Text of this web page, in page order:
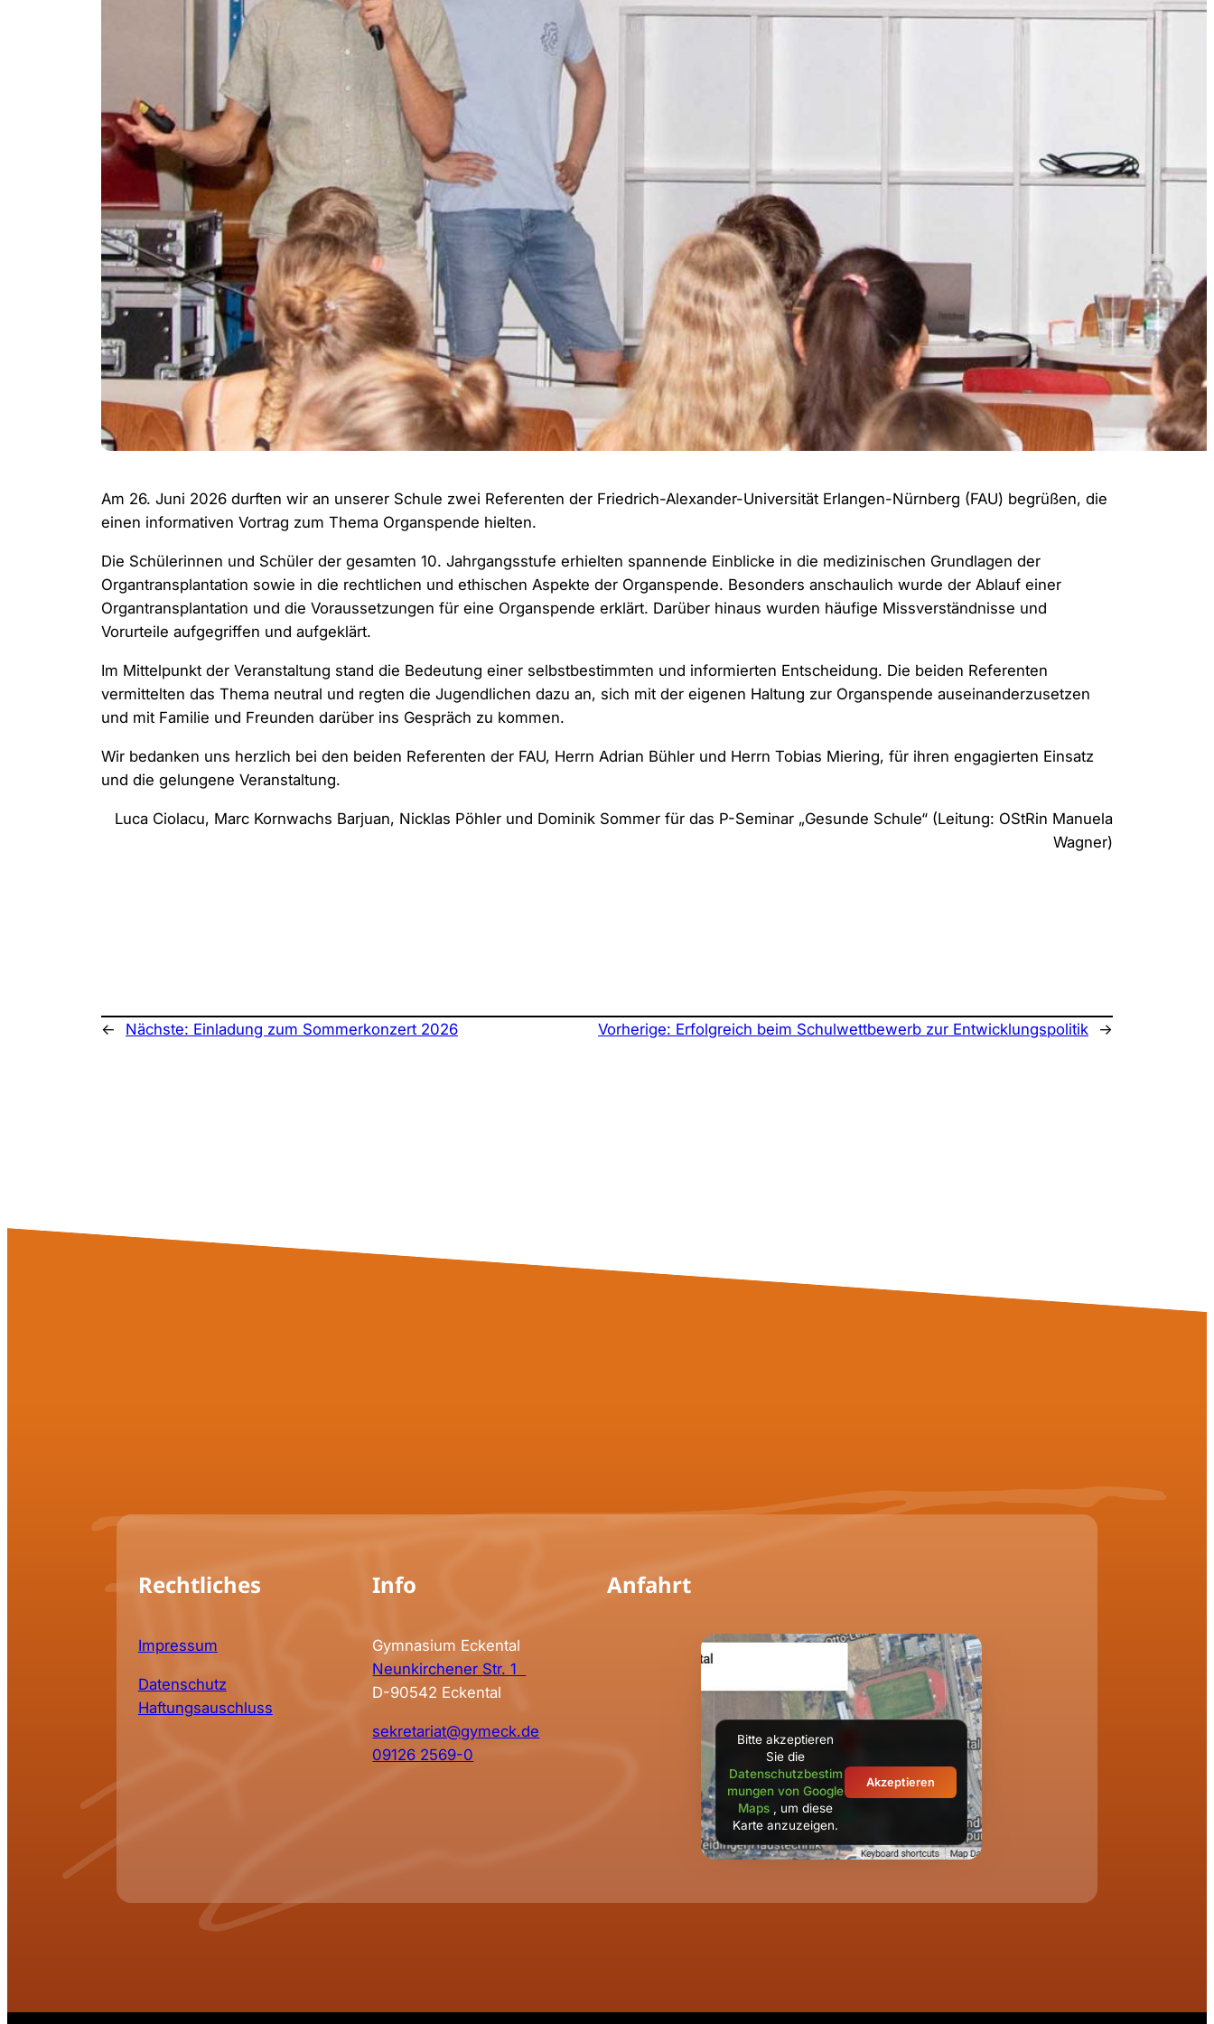
Am 26. Juni 2026 durften wir an unserer Schule zwei Referenten der Friedrich-Alexander-Universität Erlangen-Nürnberg (FAU) begrüßen, die
einen informativen Vortrag zum Thema Organspende hielten.
Die Schülerinnen und Schüler der gesamten 10. Jahrgangsstufe erhielten spannende Einblicke in die medizinischen Grundlagen der
Organtransplantation sowie in die rechtlichen und ethischen Aspekte der Organspende. Besonders anschaulich wurde der Ablauf einer
Organtransplantation und die Voraussetzungen für eine Organspende erklärt. Darüber hinaus wurden häufige Missverständnisse und
Vorurteile aufgegriffen und aufgeklärt.
Im Mittelpunkt der Veranstaltung stand die Bedeutung einer selbstbestimmten und informierten Entscheidung. Die beiden Referenten
vermittelten das Thema neutral und regten die Jugendlichen dazu an, sich mit der eigenen Haltung zur Organspende auseinanderzusetzen
und mit Familie und Freunden darüber ins Gespräch zu kommen.
Wir bedanken uns herzlich bei den beiden Referenten der FAU, Herrn Adrian Bühler und Herrn Tobias Miering, für ihren engagierten Einsatz
und die gelungene Veranstaltung.
Luca Ciolacu, Marc Kornwachs Barjuan, Nicklas Pöhler und Dominik Sommer für das P-Seminar „Gesunde Schule“ (Leitung: OStRin Manuela
Wagner)
← Nächste: Einladung zum Sommerkonzert 2026 Vorherige: Erfolgreich beim Schulwettbewerb zur Entwicklungspolitik →
Rechtliches
Impressum
Datenschutz
Haftungsauschluss
Info
Gymnasium Eckental
Neunkirchener Str. 1
D-90542 Eckental
sekretariat@gymeck.de
09126 2569-0
Anfahrt
Bitte akzeptieren
Sie die
Datenschutzbestim
mungen von Google
Maps
, um diese
Karte anzuzeigen.
Akzeptieren